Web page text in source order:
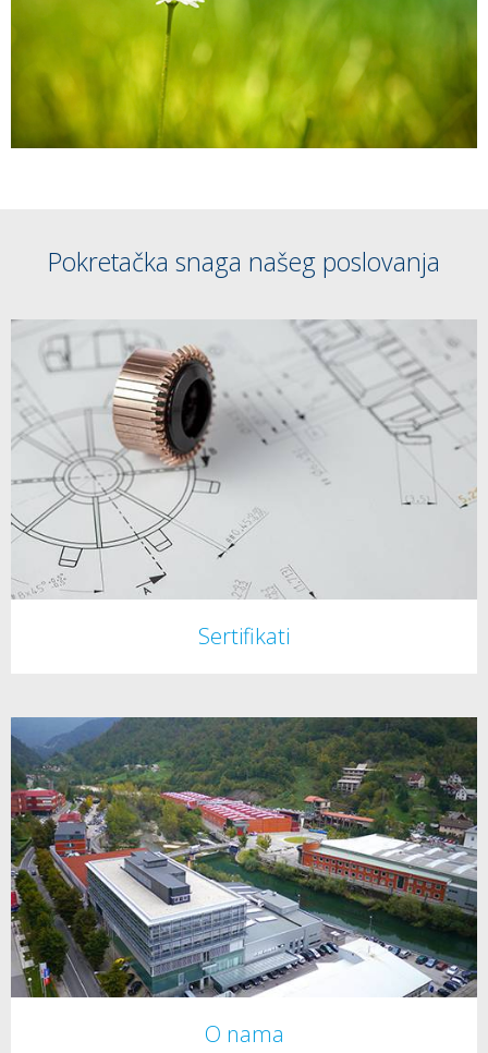
Pokretačka snaga našeg poslovanja
Sertifikati
O nama